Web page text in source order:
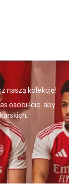
naszą kolekcję!
osobiście, aby